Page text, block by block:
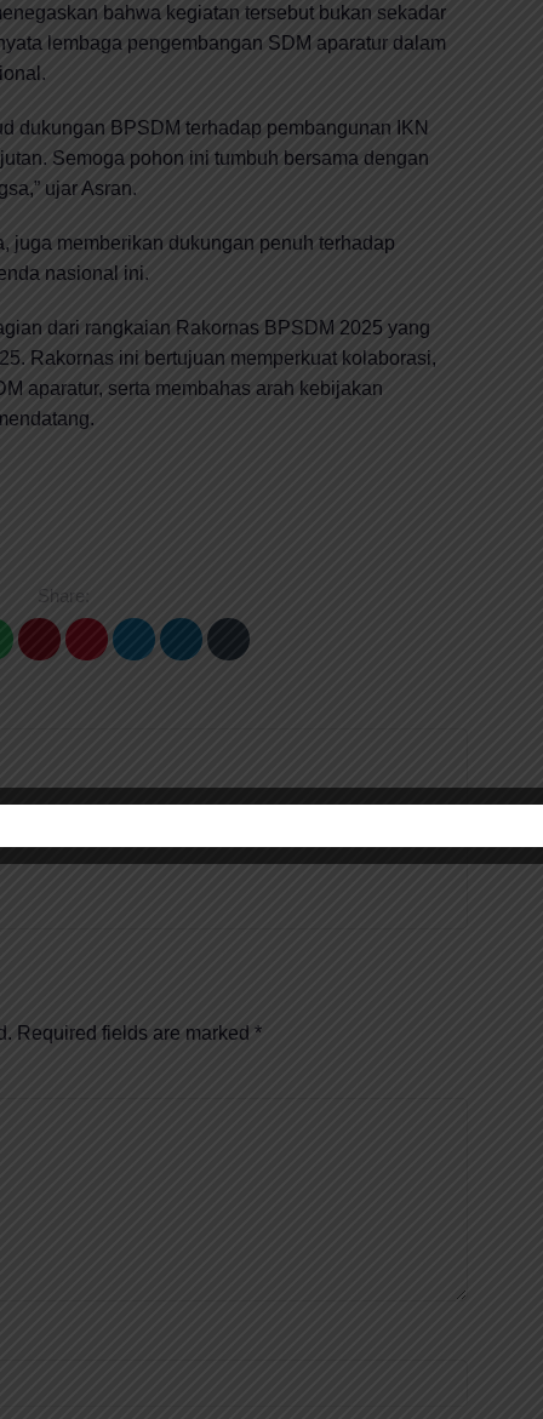
bahwa kegiatan tersebut bukan sekadar
lembaga pengembangan SDM aparatur dalam
dukungan BPSDM terhadap pembangunan IKN
Semoga pohon ini tumbuh bersama dengan
ujar Asran.
juga memberikan dukungan penuh terhadap
nasional ini.
dari rangkaian Rakornas BPSDM 2025 yang
Rakornas ini bertujuan memperkuat kolaborasi,
aparatur, serta membahas arah kebijakan
Share:
Required fields are marked *